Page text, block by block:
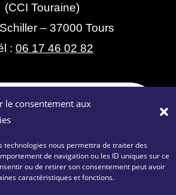
le consentement aux
technologies nous permettra de traiter des
de navigation ou les ID uniques sur ce
ou de retirer son consentement peut avoir
caractéristiques et fonctions.
(CCI Touraine)
– 37000 Tours
: 06 17 46 02 82
|Plan du site|Mentions Légales